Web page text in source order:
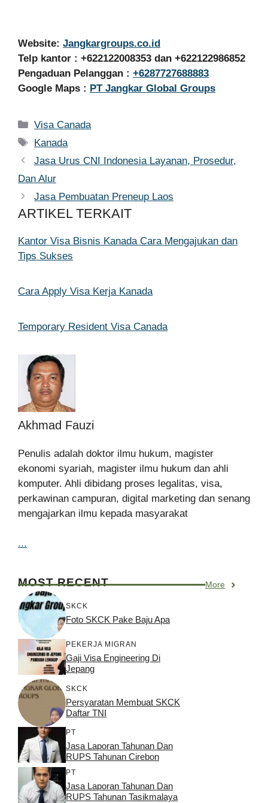
Website: Jangkargroups.co.id
Telp kantor : +622122008353 dan +622122986852
Pengaduan Pelanggan : +6287727688883
Google Maps : PT Jangkar Global Groups
Kategori
Visa Canada
Tag
Kanada
Jasa Urus CNI Indonesia Layanan, Prosedur,
Dan Alur
Jasa Pembuatan Preneup Laos
ARTIKEL TERKAIT
Kantor Visa Bisnis Kanada Cara Mengajukan dan
Tips Sukses
Cara Apply Visa Kerja Kanada
Temporary Resident Visa Canada
Akhmad Fauzi
Penulis adalah doktor ilmu hukum, magister
ekonomi syariah, magister ilmu hukum dan ahli
komputer. Ahli dibidang proses legalitas, visa,
perkawinan campuran, digital marketing dan senang
mengajarkan ilmu kepada masyarakat
...
MOST RECENT More
SKCK
Foto SKCK Pake Baju Apa
PEKERJA MIGRAN
Gaji Visa Engineering Di
Jepang
SKCK
Persyaratan Membuat SKCK
Daftar TNI
PT
Jasa Laporan Tahunan Dan
RUPS Tahunan Cirebon
PT
Jasa Laporan Tahunan Dan
RUPS Tahunan Tasikmalaya